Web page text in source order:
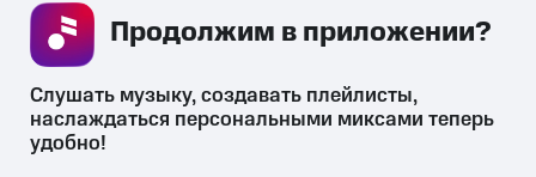
СКАЧАТЬ ПРИЛОЖЕНИЕ
Слушать музыку, создавать плейлисты,
наслаждаться персональными миксами теперь
удобно!